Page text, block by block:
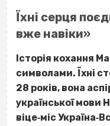
Їхні серця
вже навіки»
Історія кохання
символами. Їхні
28 років, вона
української мови
віце‐міс